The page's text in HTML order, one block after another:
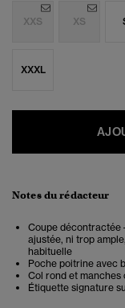
XXS XS
XXXL
Notes du rédacteur
Coupe décontractée
ajustée, ni trop
habituelle
Poche poitrine avec
Col rond et manches
Étiquette signature